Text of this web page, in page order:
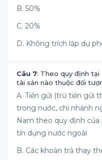
B. 50%
C. 20%
D. Không trích lập dự
Câu 7: Theo quy định
tài sản nào thuộc đối
A. Tiền gửi (trừ tiền gửi
trong nước, chi nhánh
Nam theo quy định
tín dụng nước ngoài
B. Các khoản trả thay